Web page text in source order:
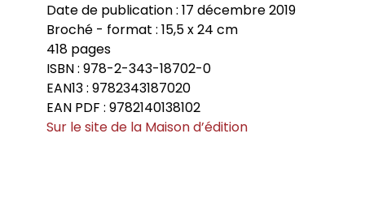
Date de publication : 17 décembre 2019
Broché - format : 15,5 x 24 cm
418 pages
ISBN : 978-2-343-18702-0
EAN13 : 9782343187020
EAN PDF : 9782140138102
Sur le site de la Maison d’édition